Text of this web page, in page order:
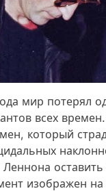
мир потерял
всех
который
оставить
изображен